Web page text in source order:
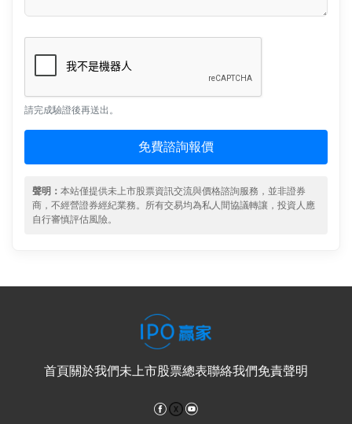
請完成驗證後再送出。
免費諮詢報價
聲明： 本站僅提供未上市股票資訊交流與價格諮詢服務，並非證券
商，不經營證券經紀業務。所有交易均為私人間協議轉讓，投資人應
自行審慎評估風險。
首頁關於我們未上市股票總表聯絡我們免責聲明
Facebook